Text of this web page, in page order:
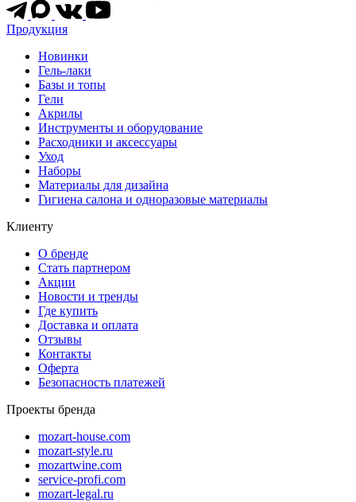
Продукция
Новинки
Гель-лаки
Базы и топы
Гели
Акрилы
Инструменты и оборудование
Расходники и аксессуары
Уход
Наборы
Материалы для дизайна
Гигиена салона и одноразовые материалы
Клиенту
О бренде
Стать партнером
Акции
Новости и тренды
Где купить
Доставка и оплата
Отзывы
Контакты
Оферта
Безопасность платежей
Проекты бренда
mozart-house.com
mozart-style.ru
mozartwine.com
service-profi.com
mozart-legal.ru